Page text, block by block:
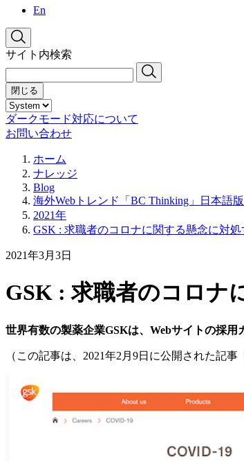
En
サイト内検索
閉じる
ダークモード対応について
お問い合わせ
ホーム
ナレッジ
Blog
海外Webトレンド「BC Thinking」日本語版
2021年
GSK : 求職者のコロナに関する懸念に対処
2021年3月3日
GSK : 求職者のコロナ
世界有数の製薬企業GSKは、Webサイトの採
（この記事は、2021年2月9日に公開された記事「